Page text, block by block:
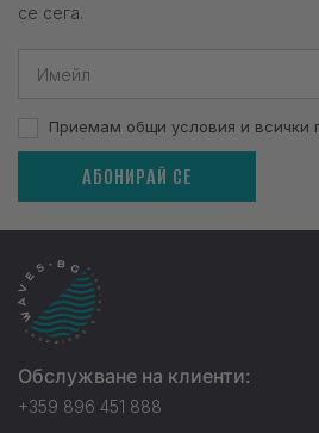
се сега.
Приемам общи условия и всички
АБОНИРАЙ СЕ
Обслужване на клиенти:
+359 896 451 888